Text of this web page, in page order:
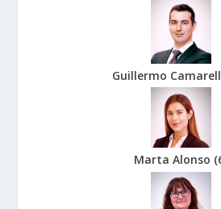
Guillermo
Marta Alonso (